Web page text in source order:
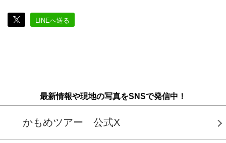
LINEへ送る
最新情報や現地の写真をSNSで発信中！
かもめツアー 公式X